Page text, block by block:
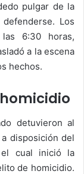
pulgar de la
Los
6:30 horas,
a la escena
hechos.
detuvieron al
disposición del
el cual inició la
de homicidio.